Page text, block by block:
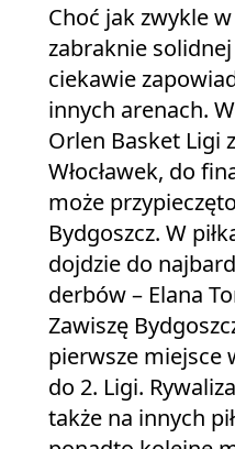
Choć jak zwykle
zabraknie
ciekawie
innych arenach.
Orlen Basket Ligi
Włocławek, do
może
Bydgoszcz. W
dojdzie do
derbów – Elana
Zawiszę
pierwsze miejsce
do 2. Ligi.
także na innych